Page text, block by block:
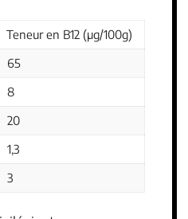
Teneur en B12 (µg/100g)
65
8
20
1,3
3